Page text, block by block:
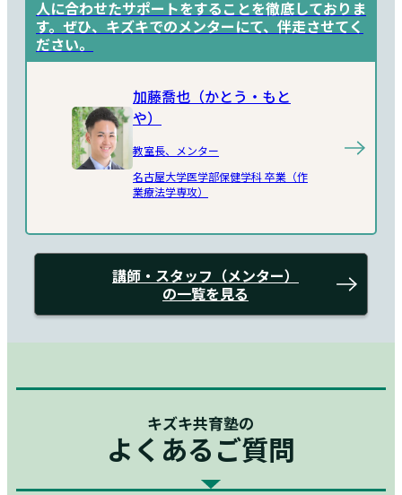
人に合わせたサポートをすることを徹底しておりま
す。ぜひ、キズキでのメンターにて、伴走させてく
ださい。
加藤喬也（かとう・もと
や）
教室長、メンター
名古屋大学医学部保健学科 卒業（作
業療法学専攻）
講師・スタッフ（メンター）
の一覧を見る
キズキ共育塾の
よくあるご質問